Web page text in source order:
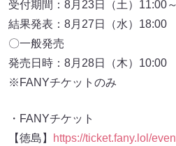
受付期間：8月23日（土）11:00
結果発表：8月27日（水）18:00
〇一般発売
発売日時：8月28日（木）10:00
※FANYチケットのみ
・FANYチケット
【徳島】
https://ticket.fany.lol/